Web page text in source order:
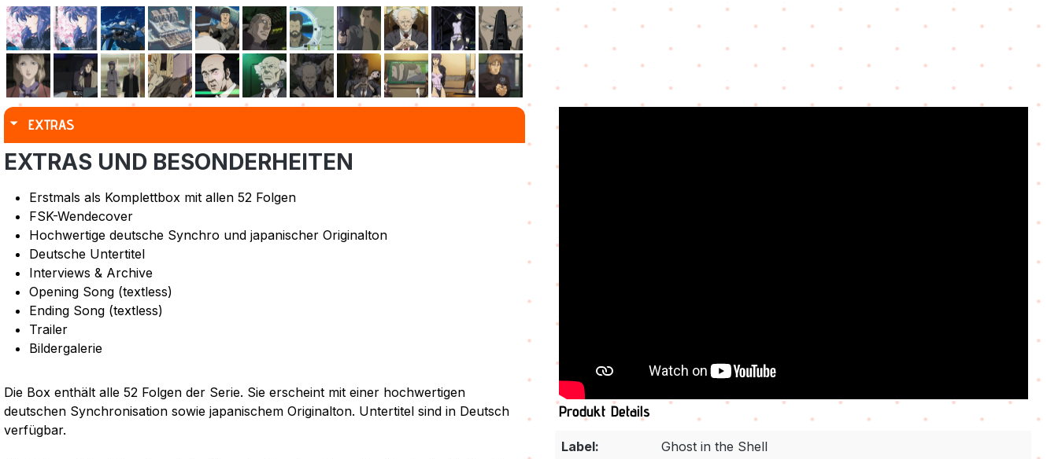
EXTRAS
EXTRAS UND BESONDERHEITEN
Erstmals als Komplettbox mit allen 52 Folgen
FSK-Wendecover
Hochwertige deutsche Synchro und japanischer Originalton
Deutsche Untertitel
Interviews & Archive
Opening Song (textless)
Ending Song (textless)
Trailer
Bildergalerie
Die Box enthält alle 52 Folgen der Serie. Sie erscheint mit einer hochwertigen
deutschen Synchronisation sowie japanischem Originalton. Untertitel sind in Deutsch
verfügbar.
Produkt Details
Label:
Ghost in the Shell